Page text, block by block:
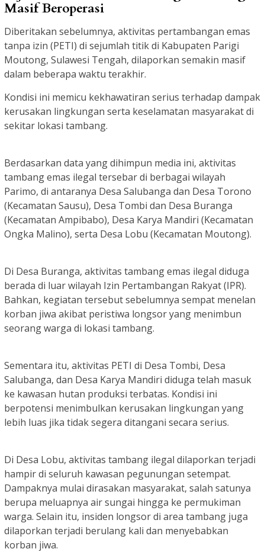
Masif Beroperasi
Diberitakan sebelumnya, aktivitas pertambangan emas
tanpa izin (PETI) di sejumlah titik di Kabupaten Parigi
Moutong, Sulawesi Tengah, dilaporkan semakin masif
dalam beberapa waktu terakhir.
Kondisi ini memicu kekhawatiran serius terhadap dampak
kerusakan lingkungan serta keselamatan masyarakat di
sekitar lokasi tambang.
Berdasarkan data yang dihimpun media ini, aktivitas
tambang emas ilegal tersebar di berbagai wilayah
Parimo, di antaranya Desa Salubanga dan Desa Torono
(Kecamatan Sausu), Desa Tombi dan Desa Buranga
(Kecamatan Ampibabo), Desa Karya Mandiri (Kecamatan
Ongka Malino), serta Desa Lobu (Kecamatan Moutong).
Di Desa Buranga, aktivitas tambang emas ilegal diduga
berada di luar wilayah Izin Pertambangan Rakyat (IPR).
Bahkan, kegiatan tersebut sebelumnya sempat menelan
korban jiwa akibat peristiwa longsor yang menimbun
seorang warga di lokasi tambang.
Sementara itu, aktivitas PETI di Desa Tombi, Desa
Salubanga, dan Desa Karya Mandiri diduga telah masuk
ke kawasan hutan produksi terbatas. Kondisi ini
berpotensi menimbulkan kerusakan lingkungan yang
lebih luas jika tidak segera ditangani secara serius.
Di Desa Lobu, aktivitas tambang ilegal dilaporkan terjadi
hampir di seluruh kawasan pegunungan setempat.
Dampaknya mulai dirasakan masyarakat, salah satunya
berupa meluapnya air sungai hingga ke permukiman
warga. Selain itu, insiden longsor di area tambang juga
dilaporkan terjadi berulang kali dan menyebabkan
korban jiwa.